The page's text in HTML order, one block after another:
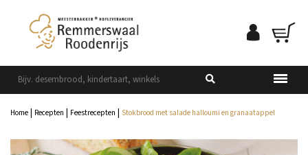
Home | Recepten | Feestrecepten | Stokbrood met salade halloumi en granaatappel